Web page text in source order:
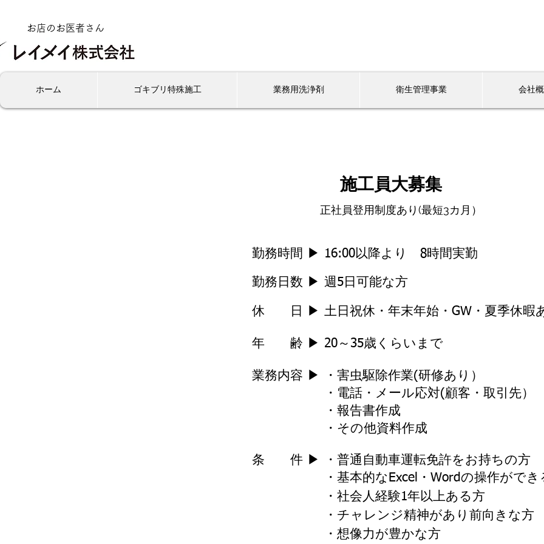
​お店のお医者さん
ホーム ゴキブリ特殊施工 業務用洗浄剤 衛生管理事業 会社
施工員大​募集
​正社員登用制度あり(最短3カ月）
勤務時間 ▶ 16:00以降より 8時間実勤
勤務日数 ▶ 週5日可能な方
休 日 ▶ 土日祝休・年末年始・GW・夏季休暇
年 齢 ▶ 20～35歳くらいまで
業務内容 ▶ ・害虫駆除作業(研修あり）
・電話・メール応対(顧客・取引先）
​ ・報告書作成
​ ・その他資料作成
条 件 ▶ ・普通自動車運転免許をお持ちの方
・基本的なExcel・Wordの操作ができ
・社会人経験1年以上ある方
​ ・チャレンジ精神があり前向きな方
​ ・想像力が豊かな方